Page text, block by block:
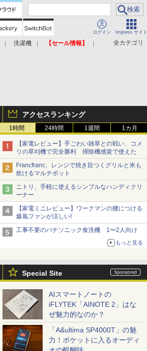
ログイン Impress サイト
全カテゴリ
洗濯機
【セール情報】
アクセスランキング
1時間 24時間 1週間 1カ月
【家電レビュー】手ごわい雑草との戦い、コメ
リの草刈機で完全勝利 掃除機感覚で使えた
Francfranc、レンジで焼き目つくグリルと米も
炊けるマルチポット
ニトリ、手軽に使えるシンプルなハンディクリ
ーナー
【家電ミニレビュー】ワークマンの腰につける
爆風ファンが涼しい!
工事不要のパナソニック食洗機 1〜2人向け
もっと見る
Special Site
AIスマートノートの
iFLYTEK「AINOTE 2」はな
ぜ魅力的なのか？
「A&ultima SP4000T」の魅
力！ポケットに入るオーディ